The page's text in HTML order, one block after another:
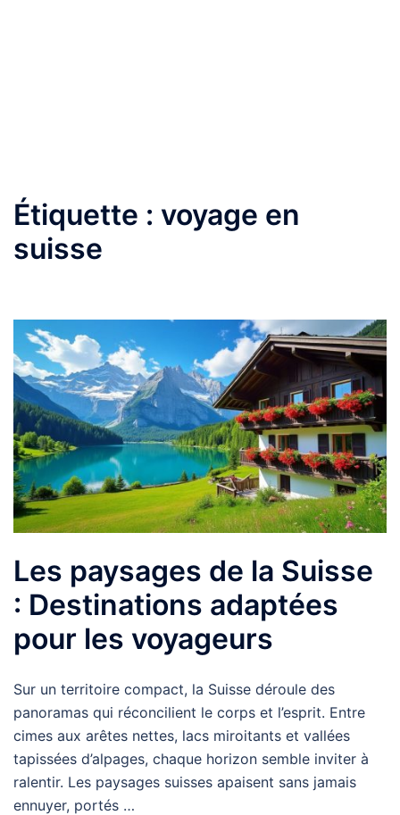
Étiquette : voyage en
suisse
Les paysages de la Suisse
: Destinations adaptées
pour les voyageurs
Sur un territoire compact, la Suisse déroule des
panoramas qui réconcilient le corps et l’esprit. Entre
cimes aux arêtes nettes, lacs miroitants et vallées
tapissées d’alpages, chaque horizon semble inviter à
ralentir. Les paysages suisses apaisent sans jamais
ennuyer, portés …